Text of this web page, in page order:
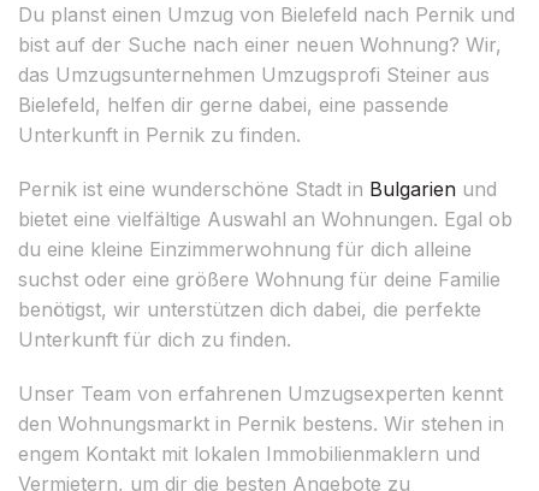
Du planst einen Umzug von Bielefeld nach Pernik und
bist auf der Suche nach einer neuen Wohnung? Wir,
das Umzugsunternehmen Umzugsprofi Steiner aus
Bielefeld, helfen dir gerne dabei, eine passende
Unterkunft in Pernik zu finden.
Pernik ist eine wunderschöne Stadt in Bulgarien und
bietet eine vielfältige Auswahl an Wohnungen. Egal ob
du eine kleine Einzimmerwohnung für dich alleine
suchst oder eine größere Wohnung für deine Familie
benötigst, wir unterstützen dich dabei, die perfekte
Unterkunft für dich zu finden.
Unser Team von erfahrenen Umzugsexperten kennt
den Wohnungsmarkt in Pernik bestens. Wir stehen in
engem Kontakt mit lokalen Immobilienmaklern und
Vermietern, um dir die besten Angebote zu